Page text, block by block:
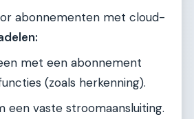
abonnementen met cloud-
met een abonnement
(zoals herkenning).
een vaste stroomaansluiting.